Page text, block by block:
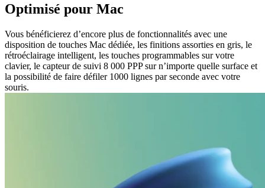
Optimisé pour Mac
Vous bénéficierez d’encore plus de fonctionnalités avec une
disposition de touches Mac dédiée, les finitions assorties en gris, le
rétroéclairage intelligent, les touches programmables sur votre
clavier, le capteur de suivi 8 000 PPP sur n’importe quelle surface et
la possibilité de faire défiler 1000 lignes par seconde avec votre
souris.